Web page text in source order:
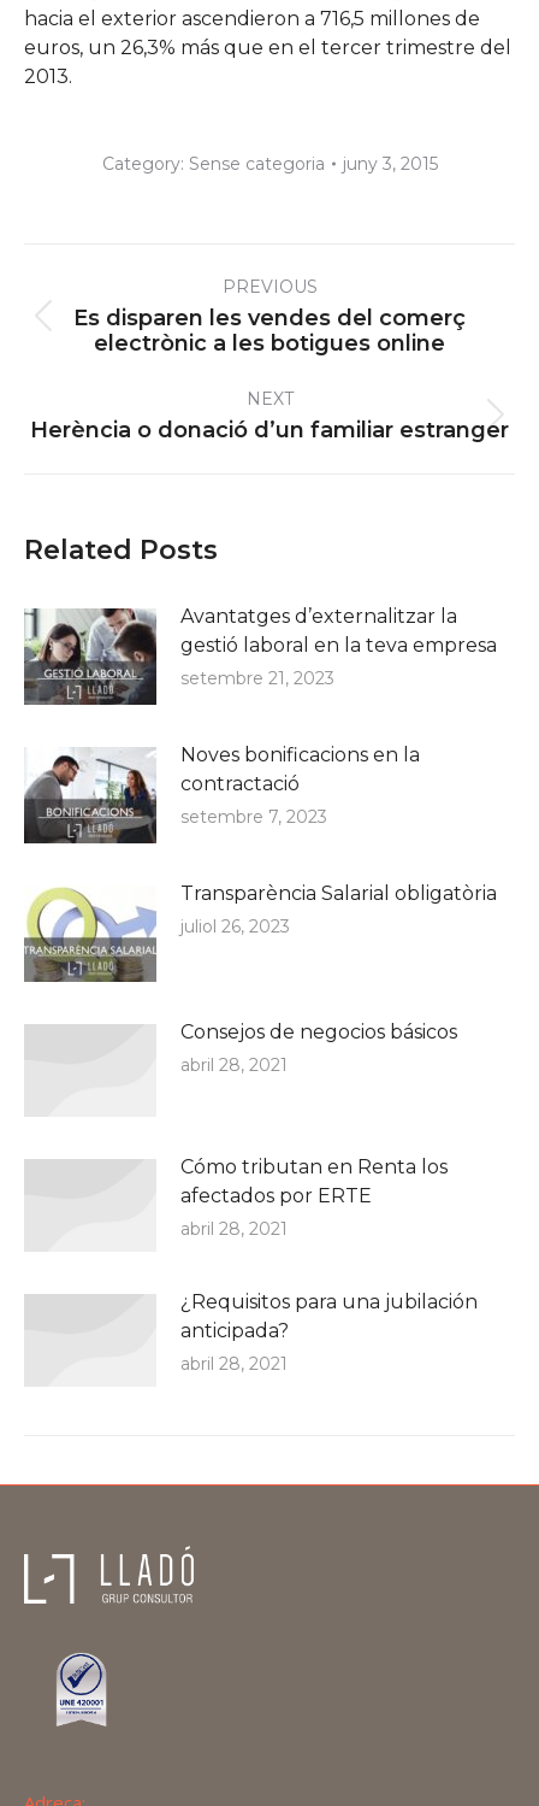
hacia el exterior ascendieron a 716,5 millones de
euros, un 26,3% más que en el tercer trimestre del
2013.
Category: Sense categoria juny 3, 2015
navigationPREVIOUS
Previous
post:
Es disparen les vendes del comerç
electrònic a les botigues online
NEXT
Next
Herència o donació d’un familiar estranger
Related Posts
Avantatges d’externalitzar la
gestió laboral en la teva empresa
setembre 21, 2023
Noves bonificacions en la
contractació
setembre 7, 2023
Transparència Salarial obligatòria
juliol 26, 2023
Consejos de negocios básicos
abril 28, 2021
Cómo tributan en Renta los
afectados por ERTE
abril 28, 2021
¿Requisitos para una jubilación
anticipada?
abril 28, 2021